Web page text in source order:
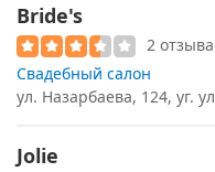
Bride's
2 отзыва
Свадебный салон
ул. Назарбаева, 124, уг.
Jolie